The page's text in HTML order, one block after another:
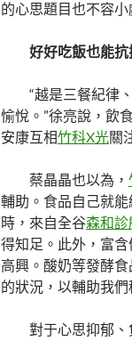
的心思題目也不容小
好好吃飯也能抗
“越是三餐紀律
愉悅。”徐亮說，飲
安康互相竹科X光關
蔡晶晶也以為，
輔助。食品自己就
時，來自全谷森和診
得知足。此外，富
高興。酸奶等發酵
的狀況，以輔助我們
對于心思抑郁